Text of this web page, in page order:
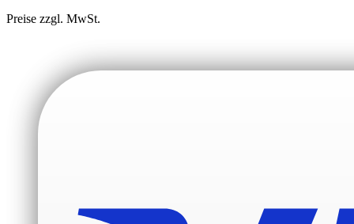
Preise zzgl. MwSt.